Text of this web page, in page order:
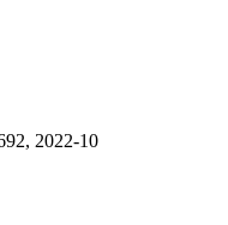
2022-10